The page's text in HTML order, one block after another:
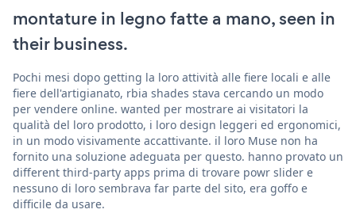
montature in legno fatte a mano, seen in
their business.
Pochi mesi dopo getting la loro attività alle fiere locali e alle
fiere dell'artigianato, rbia shades stava cercando un modo
per vendere online. wanted per mostrare ai visitatori la
qualità del loro prodotto, i loro design leggeri ed ergonomici,
in un modo visivamente accattivante. il loro Muse non ha
fornito una soluzione adeguata per questo. hanno provato un
different third-party apps prima di trovare powr slider e
nessuno di loro sembrava far parte del sito, era goffo e
difficile da usare.